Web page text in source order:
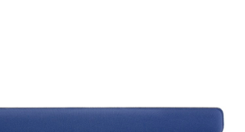
なロングタイプ